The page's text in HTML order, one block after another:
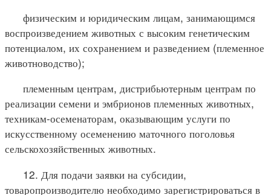
физическим и юридическим лицам, занимающимся
воспроизведением животных с высоким генетическим
потенциалом, их сохранением и разведением (племенное
животноводство);
племенным центрам, дистрибьютерным центрам по
реализации семени и эмбрионов племенных животных,
техникам-осеменаторам, оказывающим услуги по
искусственному осеменению маточного поголовья
сельскохозяйственных животных.
12. Для подачи заявки на субсидии,
товаропроизводителю необходимо зарегистрироваться в